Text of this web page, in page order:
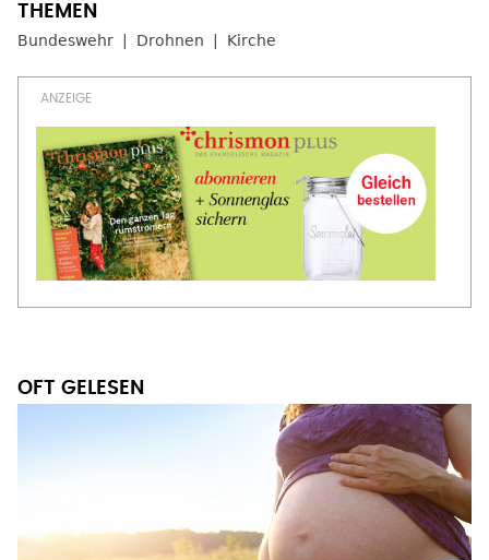
Bundeswehr Drohnen Kirche
OFT GELESEN